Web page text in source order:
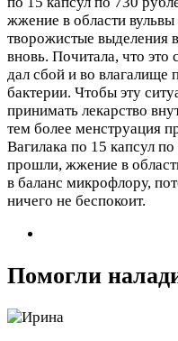
жжение в области
творожистые выделения
вновь. Почитала, что это
дал сбой и во влагалище
бактерии. Чтобы эту
принимать лекарство
тем более менструация
Вагилака по 15 капсул
прошли, жжение в
в баланс микрофлору,
ничего не беспокоит.
Помогли